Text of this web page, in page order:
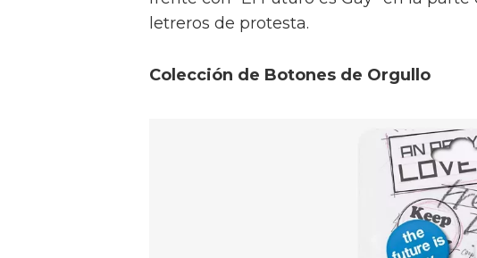
letreros de protesta.
Colección de Botones de Orgullo